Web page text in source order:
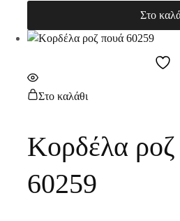
Στο
Στο καλάθι
Κορδέλα
60259